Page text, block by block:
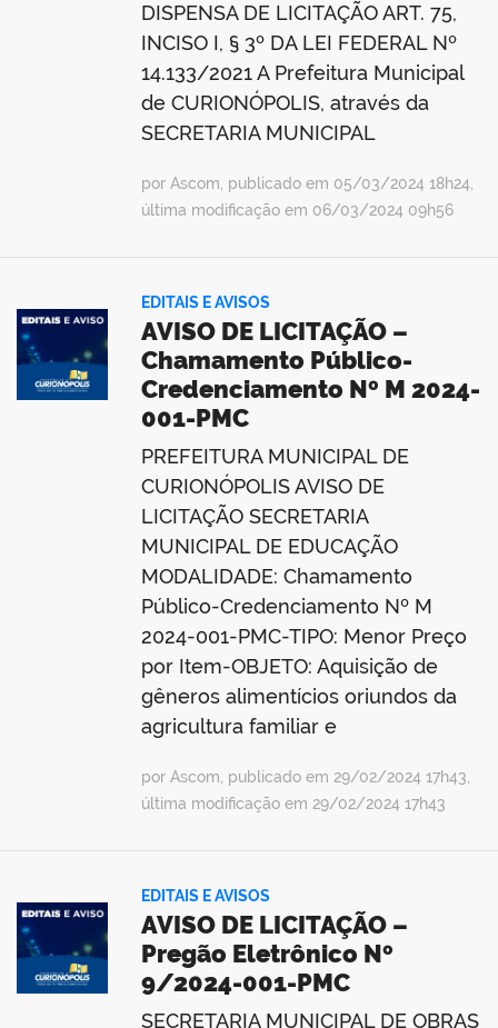
DISPENSA DE LICITAÇÃO ART. 75,
INCISO I, § 3º DA LEI FEDERAL Nº
14.133/2021 A Prefeitura Municipal
de CURIONÓPOLIS, através da
SECRETARIA MUNICIPAL
por Ascom, publicado em 05/03/2024 18h24,
última modificação em 06/03/2024 09h56
EDITAIS E AVISOS
AVISO DE LICITAÇÃO –
Chamamento Público-
Credenciamento Nº M 2024-
001-PMC
PREFEITURA MUNICIPAL DE
CURIONÓPOLIS AVISO DE
LICITAÇÃO SECRETARIA
MUNICIPAL DE EDUCAÇÃO
MODALIDADE: Chamamento
Público-Credenciamento Nº M
2024-001-PMC-TIPO: Menor Preço
por Item-OBJETO: Aquisição de
gêneros alimentícios oriundos da
agricultura familiar e
por Ascom, publicado em 29/02/2024 17h43,
última modificação em 29/02/2024 17h43
EDITAIS E AVISOS
AVISO DE LICITAÇÃO –
Pregão Eletrônico Nº
9/2024-001-PMC
SECRETARIA MUNICIPAL DE OBRAS